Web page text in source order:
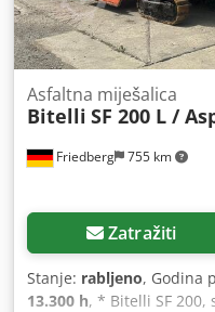
Friedberg 755 km
Asfaltna miješalica
Bitelli SF 200 L /
Zatražiti
Stanje: rabljeno, Godina
13.300 h, * Bitelli SF